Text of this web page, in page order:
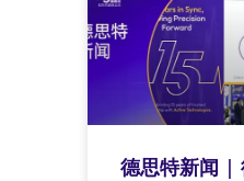
德思特新闻 |